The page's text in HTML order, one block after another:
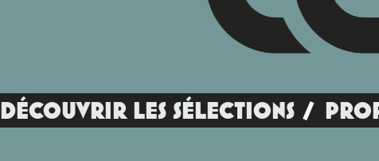
DÉCOUVRIR LES SÉLECTIONS